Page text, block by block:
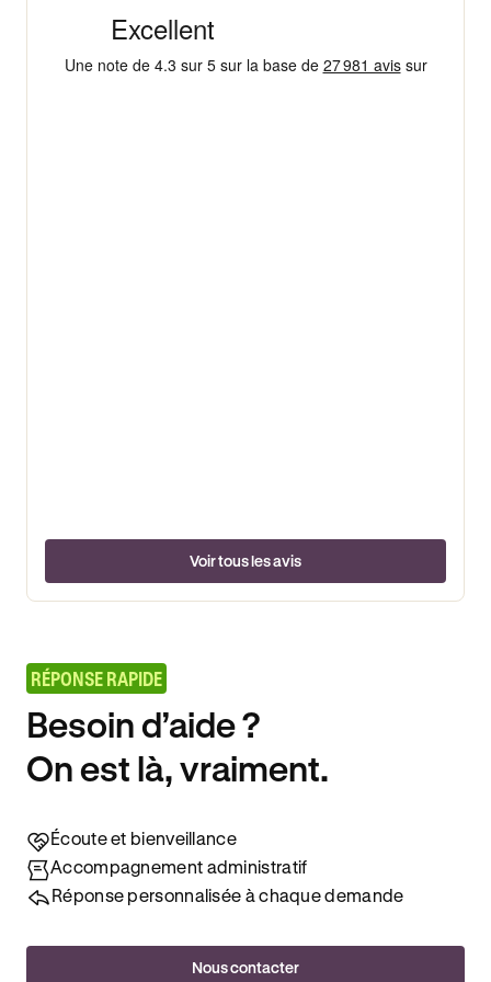
Voir tous les avis
RÉPONSE RAPIDE
Besoin d’aide ?
On est là, vraiment.
Écoute et bienveillance
Accompagnement administratif
Réponse personnalisée à chaque demande
Nous contacter